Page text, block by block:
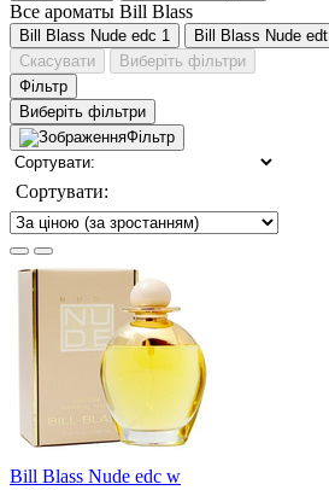
Все ароматы Bill Blass
Bill Blass Nude edc 1 Bill Blass Nude edt
Скасувати
Виберіть фільтри
Фільтр
Виберіть фільтри
Фільтр
Сортувати:
Bill Blass Nude edc w